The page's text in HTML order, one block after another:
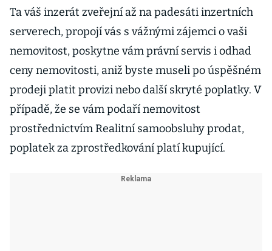
Ta váš inzerát zveřejní až na padesáti inzertních
serverech, propojí vás s vážnými zájemci o vaši
nemovitost, poskytne vám právní servis i odhad
ceny nemovitosti, aniž byste museli po úspěšném
prodeji platit provizi nebo další skryté poplatky. V
případě, že se vám podaří nemovitost
prostřednictvím Realitní samoobsluhy prodat,
poplatek za zprostředkování platí kupující.